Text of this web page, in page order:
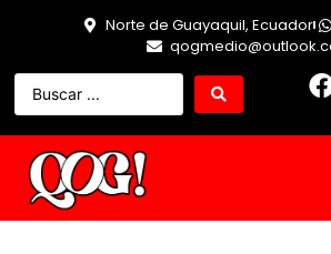
Norte de Guayaquil, Ecuador